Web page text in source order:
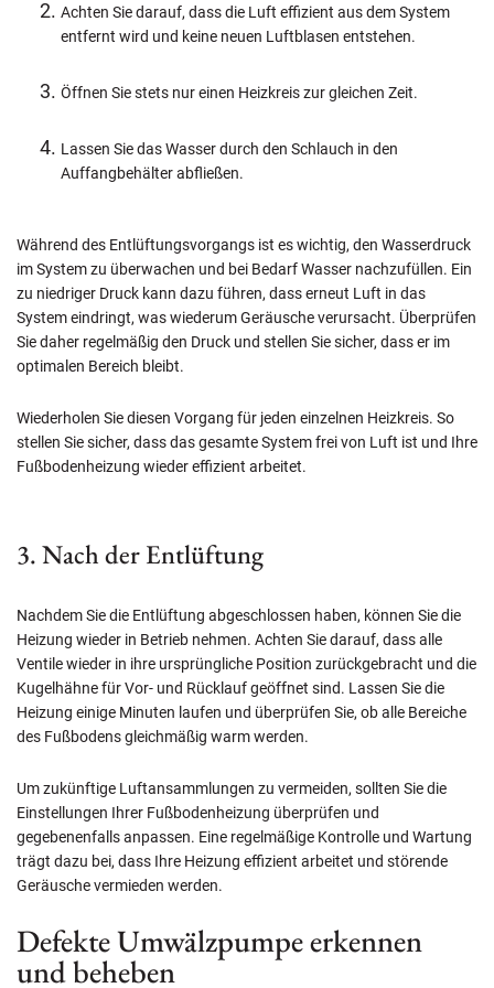
Achten Sie darauf, dass die Luft effizient aus dem System
entfernt wird und keine neuen Luftblasen entstehen.
Öffnen Sie stets nur einen Heizkreis zur gleichen Zeit.
Lassen Sie das Wasser durch den Schlauch in den
Auffangbehälter abfließen.
Während des Entlüftungsvorgangs ist es wichtig, den Wasserdruck
im System zu überwachen und bei Bedarf Wasser nachzufüllen. Ein
zu niedriger Druck kann dazu führen, dass erneut Luft in das
System eindringt, was wiederum Geräusche verursacht. Überprüfen
Sie daher regelmäßig den Druck und stellen Sie sicher, dass er im
optimalen Bereich bleibt.
Wiederholen Sie diesen Vorgang für jeden einzelnen Heizkreis. So
stellen Sie sicher, dass das gesamte System frei von Luft ist und Ihre
Fußbodenheizung wieder effizient arbeitet.
3. Nach der Entlüftung
Nachdem Sie die Entlüftung abgeschlossen haben, können Sie die
Heizung wieder in Betrieb nehmen. Achten Sie darauf, dass alle
Ventile wieder in ihre ursprüngliche Position zurückgebracht und die
Kugelhähne für Vor- und Rücklauf geöffnet sind. Lassen Sie die
Heizung einige Minuten laufen und überprüfen Sie, ob alle Bereiche
des Fußbodens gleichmäßig warm werden.
Um zukünftige Luftansammlungen zu vermeiden, sollten Sie die
Einstellungen Ihrer Fußbodenheizung überprüfen und
gegebenenfalls anpassen. Eine regelmäßige Kontrolle und Wartung
trägt dazu bei, dass Ihre Heizung effizient arbeitet und störende
Geräusche vermieden werden.
Defekte Umwälzpumpe erkennen
und beheben